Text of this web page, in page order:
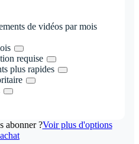
de vidéos par mois
requise
plus rapides
abonner ?Voir plus d'options